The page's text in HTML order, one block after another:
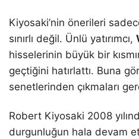
Kiyosaki’nin önerileri
sınırlı değil. Ünlü yatırımcı,
hisselerinin büyük bir
geçtiğini hatırlattı. Buna
senetlerinden çıkmaları
Robert Kiyosaki 2008
durgunluğun hala devam